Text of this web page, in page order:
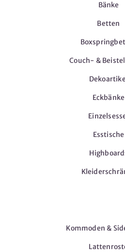
Bänke
Betten
Couch- &
Eckbänke
Esstische
Kommoden &